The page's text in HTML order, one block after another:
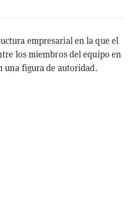
empresarial en la que el
los miembros del equipo en
una figura de autoridad.